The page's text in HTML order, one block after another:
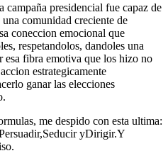
campaña presidencial fue capaz de
comunidad creciente de
coneccion emocional que
respetandolos, dandoles una
esa fibra emotiva que los hizo no
estrategicamente
ganar las elecciones
me despido con esta ultima:
yDirigir.Y